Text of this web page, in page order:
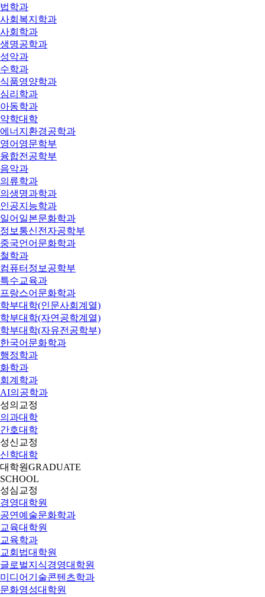
법학과
사회복지학과
사회학과
생명공학과
성악과
수학과
식품영양학과
심리학과
아동학과
약학대학
에너지환경공학과
영어영문학부
융합전공학부
음악과
의류학과
의생명과학과
인공지능학과
일어일본문화학과
정보통신전자공학부
중국언어문화학과
철학과
컴퓨터정보공학부
특수교육과
프랑스어문화학과
학부대학(인문사회계열)
학부대학(자연공학계열)
학부대학(자유전공학부)
한국어문화학과
행정학과
화학과
회계학과
AI의공학과
성의교정
의과대학
간호대학
성신교정
신학대학
대학원GRADUATE
SCHOOL
성심교정
경영대학원
공연예술문화학과
교육대학원
교육학과
교회법대학원
글로벌지식경영대학원
미디어기술콘텐츠학과
문화영성대학원